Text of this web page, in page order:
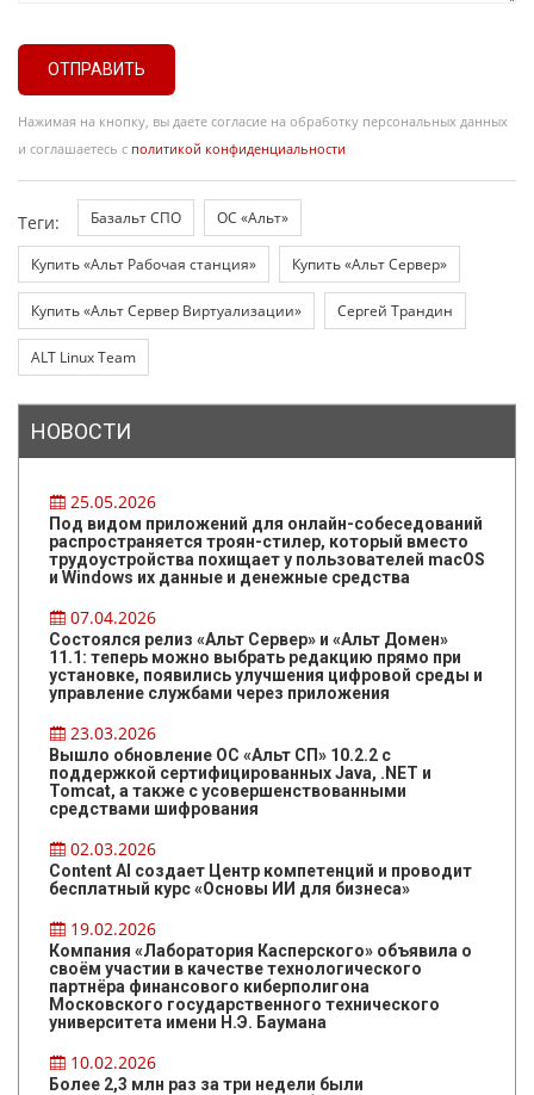
ОТПРАВИТЬ
Нажимая на кнопку, вы даете согласие на обработку персональных данных
и соглашаетесь с политикой конфиденциальности
Теги: Базальт СПО ОС «Альт»
Купить «Альт Рабочая станция» Купить «Альт Сервер»
Купить «Альт Сервер Виртуализации» Сергей Трандин
ALT Linux Team
НОВОСТИ
25.05.2026
Под видом приложений для онлайн-собеседований
распространяется троян-стилер, который вместо
трудоустройства похищает у пользователей macOS
и Windows их данные и денежные средства
07.04.2026
Состоялся релиз «Альт Сервер» и «Альт Домен»
11.1: теперь можно выбрать редакцию прямо при
установке, появились улучшения цифровой среды и
управление службами через приложения
23.03.2026
Вышло обновление ОС «Альт СП» 10.2.2 с
поддержкой сертифицированных Java, .NET и
Tomcat, а также с усовершенствованными
средствами шифрования
02.03.2026
Content AI создает Центр компетенций и проводит
бесплатный курс «Основы ИИ для бизнеса»
19.02.2026
Компания «Лаборатория Касперского» объявила о
своём участии в качестве технологического
партнёра финансового киберполигона
Московского государственного технического
университета имени Н.Э. Баумана
10.02.2026
Более 2,3 млн раз за три недели были